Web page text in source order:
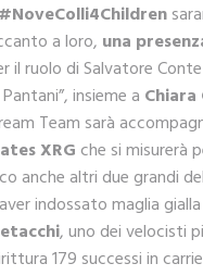
a loro, una
il ruolo di Salvatore
insieme a
Team sarà
XRG che si misurerà
anche altri due grandi
indossato maglia
, uno dei velocisti
179 successi in